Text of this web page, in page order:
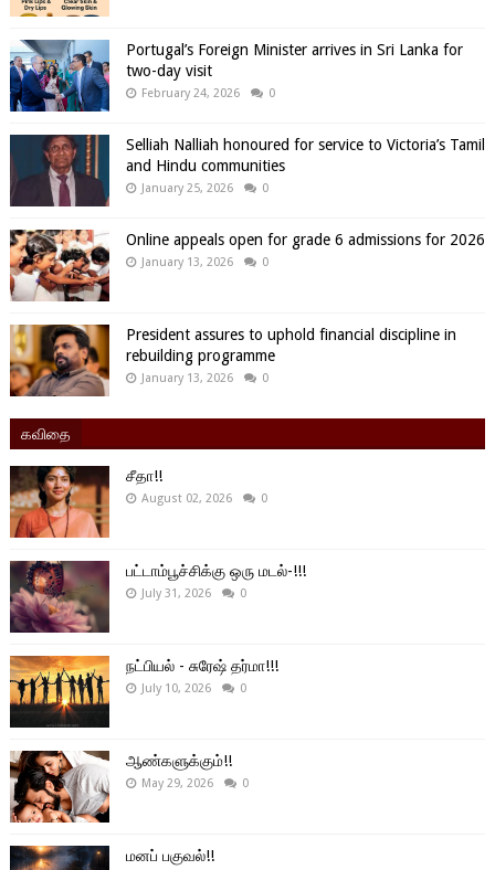
Portugal’s Foreign Minister arrives in Sri Lanka for
two-day visit
February 24, 2026 0
Selliah Nalliah honoured for service to Victoria’s Tamil
and Hindu communities
January 25, 2026 0
Online appeals open for grade 6 admissions for 2026
January 13, 2026 0
President assures to uphold financial discipline in
rebuilding programme
January 13, 2026 0
கவிதை
சீதா!!
August 02, 2026 0
பட்டாம்பூச்சிக்கு ஒரு மடல்-!!!
July 31, 2026 0
நட்பியல் - சுரேஷ் தர்மா!!!
July 10, 2026 0
ஆண்களுக்கும்!!
May 29, 2026 0
மனப் பகுவல்!!